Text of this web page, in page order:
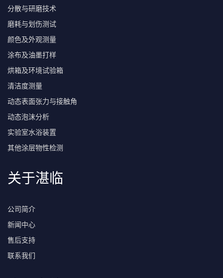
分散与研磨技术
磨耗与划伤测试
颜色及外观测量
涂布及油墨打样
烘箱及环境试验箱
清洁度测量
动态表面张力与接触角
动态泡沫分析
实验室水浴装置
其他涂层物性检测
关于湛临
公司简介
新闻中心
售后支持
联系我们